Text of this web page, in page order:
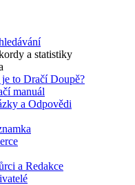
a statistiky
to Dračí Doupě?
manuál
a Odpovědi
a Redakce